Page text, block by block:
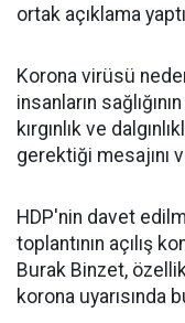
ortak açıklama
Korona virüsü
insanların
kırgınlık ve
gerektiği mesajını
HDP'nin davet
toplantının açılış
Burak Binzet,
korona uyarısında